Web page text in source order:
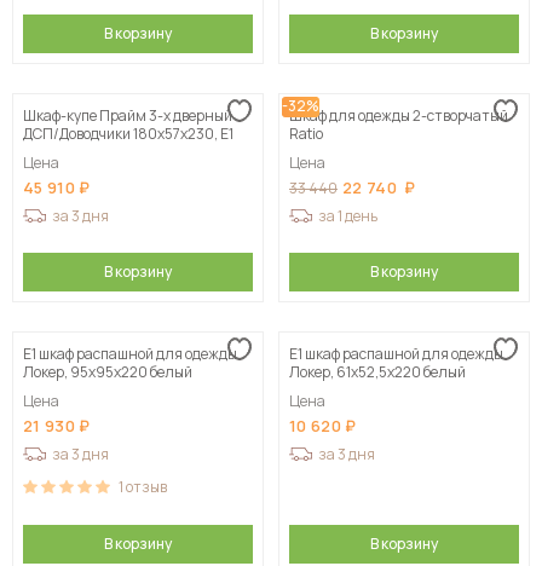
В корзину В корзину
Шкаф-купе Прайм 3-х дверный
ДСП/Доводчики 180х57х230, Е1
Цена
45 910
за 3 дня
В корзину
-32%
Шкаф для одежды 2-створчатый
Ratio
Цена
33 440 22 740
за 1 день
В корзину
Е1 шкаф распашной для одежды
Локер, 95х95х220 белый
Цена
21 930
за 3 дня
1отзыв
В корзину
Е1 шкаф распашной для одежды
Локер, 61х52,5х220 белый
Цена
10 620
за 3 дня
В корзину